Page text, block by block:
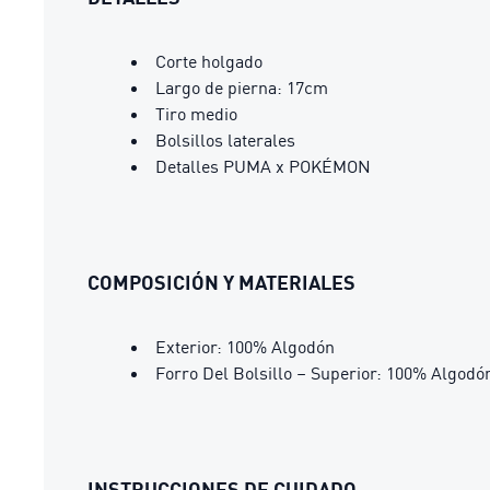
Corte holgado
Largo de pierna: 17cm
Tiro medio
Bolsillos laterales
Detalles PUMA x POKÉMON
COMPOSICIÓN Y MATERIALES
Exterior: 100% Algodón
Forro Del Bolsillo – Superior: 100%